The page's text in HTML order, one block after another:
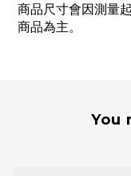
商品尺寸會因測量
商品為主。
You